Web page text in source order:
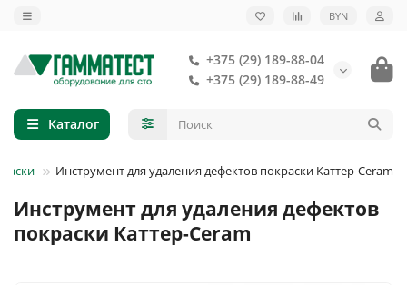
BYN
+375 (29) 189-88-04
+375 (29) 189-88-49
Каталог
Инструмент для удаления дефектов покраски Каттер-Ceram
Инструмент для удаления дефектов
покраски Каттер-Ceram